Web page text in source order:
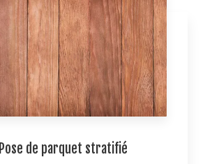
Pose de parquet stratifié